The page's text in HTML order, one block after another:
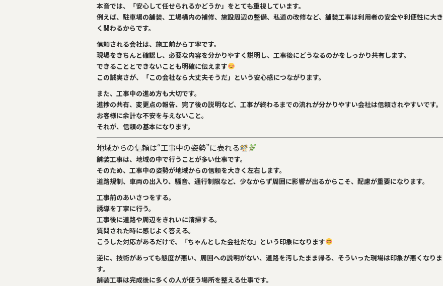
本音では、「安心して任せられるかどうか」をとても重視しています。
例えば、駐車場の舗装、工場構内の補修、施設周辺の整備、私道の改修など、舗装工事は利用者の安全や利便性に大き
く関わるからです。
信頼される会社は、施工前から丁寧です。
現場をきちんと確認し、必要な内容を分かりやすく説明し、工事後にどうなるのかをしっかり共有します。
できることとできないことも明確に伝えます
この誠実さが、「この会社なら大丈夫そうだ」という安心感につながります。
また、工事中の進め方も大切です。
進捗の共有、変更点の報告、完了後の説明など、工事が終わるまでの流れが分かりやすい会社は信頼されやすいです。
お客様に余計な不安を与えないこと。
それが、信頼の基本になります。
地域からの信頼は“工事中の姿勢”に表れる
舗装工事は、地域の中で行うことが多い仕事です。
そのため、工事中の姿勢が地域からの信頼を大きく左右します。
道路規制、車両の出入り、騒音、通行制限など、少なからず周囲に影響が出るからこそ、配慮が重要になります。
工事前のあいさつをする。
誘導を丁寧に行う。
工事後に道路や周辺をきれいに清掃する。
質問された時に感じよく答える。
こうした対応があるだけで、「ちゃんとした会社だな」という印象になります
逆に、技術があっても態度が悪い、周囲への説明がない、道路を汚したまま帰る、そういった現場は印象が悪くなりま
す。
舗装工事は完成後に多くの人が使う場所を整える仕事です。